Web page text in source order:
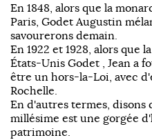
En 1848, alors que la
Paris, Godet Augustin
savourerons demain.
En 1922 et 1928, alors que
États-Unis Godet , Jean a
être un hors-la-Loi, avec
Rochelle.
En d'autres termes, disons
millésime est une gorgée
patrimoine.